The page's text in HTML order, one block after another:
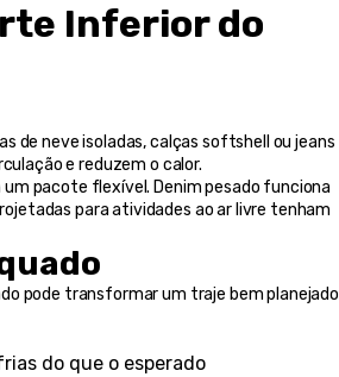
Inferior do
de neve isoladas, calças softshell ou jeans
e reduzem o calor.
pacote flexível. Denim pesado funciona
para atividades ao ar livre tenham
pode transformar um traje bem planejado
do que o esperado